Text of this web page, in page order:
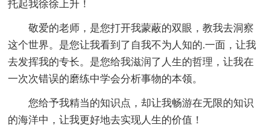
托起我徐徐上升！
敬爱的老师，是您打开我蒙蔽的双眼，教我去洞察
这个世界。是您让我看到了自我不为人知的.一面，让我
去发挥我的专长。是您给我滋润了人生的哲理，让我在
一次次错误的磨练中学会分析事物的本领。
您给予我精当的知识点，却让我畅游在无限的知识
的海洋中，让我更好地去实现人生的价值！